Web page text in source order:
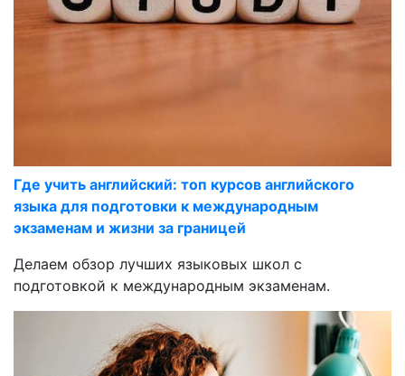
Где учить английский: топ курсов английского
языка для подготовки к международным
экзаменам и жизни за границей
Делаем обзор лучших языковых школ с
подготовкой к международным экзаменам.